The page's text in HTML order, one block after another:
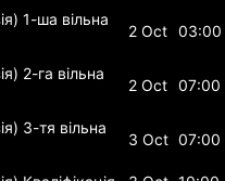
1-ша вільна
2 Oct 03:00
2-га вільна
2 Oct 07:00
3-тя вільна
3 Oct 07:00